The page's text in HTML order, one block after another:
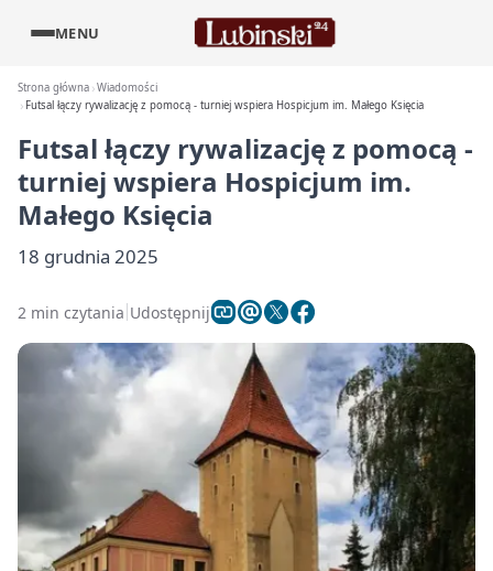
MENU
Strona główna Wiadomości
Futsal łączy rywalizację z pomocą - turniej wspiera Hospicjum im. Małego Księcia
Futsal łączy rywalizację z pomocą -
turniej wspiera Hospicjum im.
Małego Księcia
18 grudnia 2025
2 min czytania Udostępnij